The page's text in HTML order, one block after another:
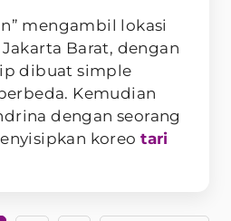
mengambil lokasi
Barat, dengan
dibuat simple
Kemudian
dengan seorang
koreotari